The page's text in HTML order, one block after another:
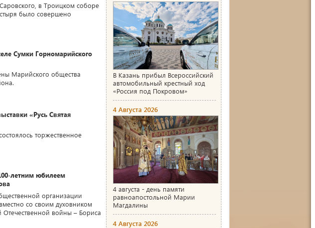
в Троицком соборе
было совершено
Сумки Горномарийского
Марийского общества
«Русь Святая
торжественное
летним юбилеем
организации
со своим духовником
войны – Бориса
В Казань прибыл Всероссийский
автомобильный крестный ход
«Россия под Покровом»
4 Августа 2026
4 августа - день памяти
равноапостольной Марии
Магдалины
4 Августа 2026